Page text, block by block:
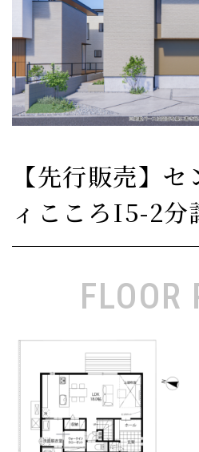
【先行販売】
ィこころI5-2分
FLOOR